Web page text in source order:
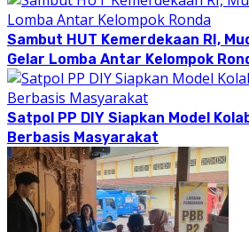
Sambut HUT Kemerdekaan RI,
Gelar Lomba Antar Kelompok
Satpol PP DIY Siapkan Model
Berbasis Masyarakat